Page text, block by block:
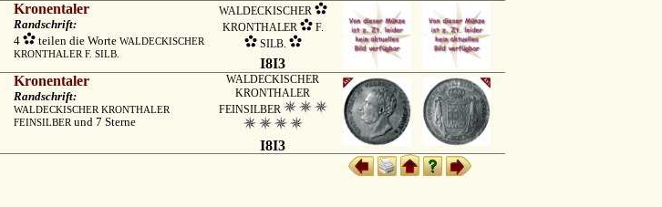
Kronentaler
Randschrift:
4
teilen die Worte WALDECKISCHER
KRONTHALER F. SILB.
WALDECKISCHER
KRONTHALER
F.
SILB.
I8I3
Kronentaler
Randschrift:
WALDECKISCHER KRONTHALER
FEINSILBERund 7 Sterne
WALDECKISCHER
KRONTHALER
FEINSILBER
I8I3